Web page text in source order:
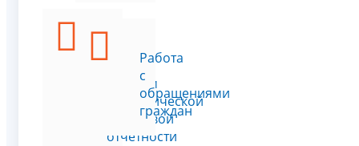
по
формам
статистической
налоговой
отчетности
Работа
с
обращениями
граждан